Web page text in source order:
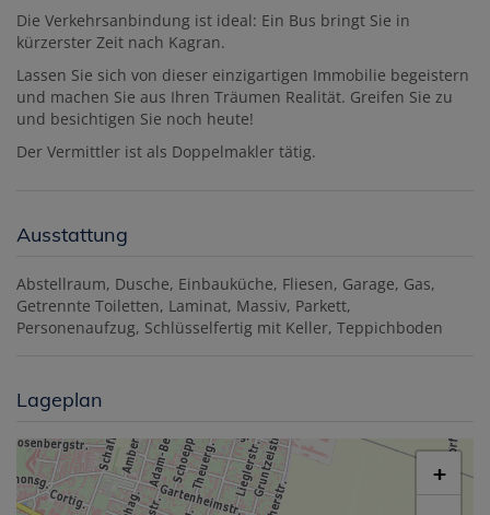
Die Verkehrsanbindung ist ideal: Ein Bus bringt Sie in
kürzerster Zeit nach Kagran.
Lassen Sie sich von dieser einzigartigen Immobilie begeistern
und machen Sie aus Ihren Träumen Realität. Greifen Sie zu
und besichtigen Sie noch heute!
Der Vermittler ist als Doppelmakler tätig.
Ausstattung
Abstellraum Dusche Einbauküche Fliesen Garage Gas
Getrennte Toiletten Laminat Massiv Parkett
Personenaufzug Schlüsselfertig mit Keller Teppichboden
Lageplan
+